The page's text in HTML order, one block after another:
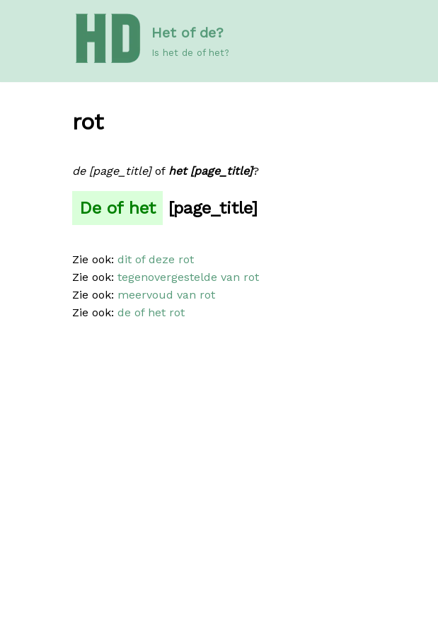
Het of de?
Is het de of het?
rot
de [page_title]of het [page_title]?
De of het [page_title]
Zie ook: dit of deze rot
Zie ook: tegenovergestelde van rot
Zie ook: meervoud van rot
Zie ook: de of het rot